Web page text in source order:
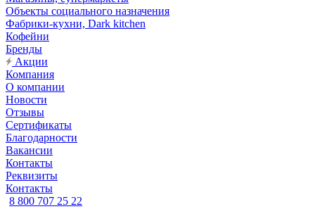
Объекты социального назначения
Фабрики-кухни, Dark kitchen
Кофейни
Бренды
Акции
Компания
О компании
Новости
Отзывы
Сертификаты
Благодарности
Вакансии
Контакты
Реквизиты
Контакты
8 800 707 25 22